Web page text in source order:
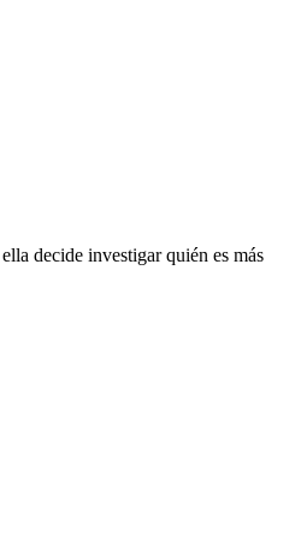
decide investigar quién es más